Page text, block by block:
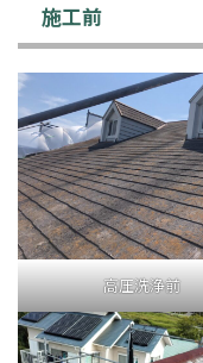
施工前
高圧洗浄前